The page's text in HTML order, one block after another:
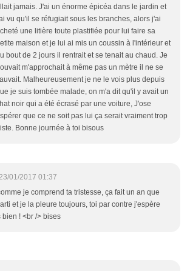
jamais. J'ai un énorme épicéa dans le jardin et
vu qu'il se réfugiait sous les branches, alors j'ai
une litière toute plastifiée pour lui faire sa
maison et je lui ai mis un coussin à l'intérieur et
bout de 2 jours il rentrait et se tenait au chaud. Je
m'approchait à même pas un mètre il ne se
Malheureusement je ne le vois plus depuis
je suis tombée malade, on m'a dit qu'il y avait un
noir qui a été écrasé par une voiture, J'ose
que ce ne soit pas lui ça serait vraiment trop
Bonne journée à toi bisous
01/2017 01:37
je comprend ta tristesse, ça fait un an que
et je la pleure toujours, toi par contre j'espère
bien ! <br /> bises